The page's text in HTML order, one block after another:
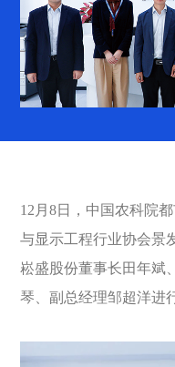
12月8日，中国农科院
与显示工程行业协会景
崧盛股份董事长田年斌
琴、副总经理邹超洋进